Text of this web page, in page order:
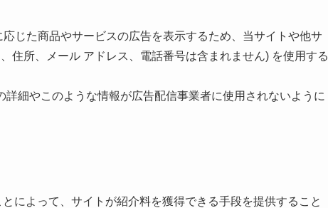
じた商品やサービスの広告を表示するため、当サイトや他サ
住所、メール アドレス、電話番号は含まれません) を使用する
細やこのような情報が広告配信事業者に使用されないように
によって、サイトが紹介料を獲得できる手段を提供すること